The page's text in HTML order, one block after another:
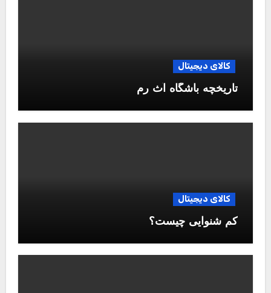
کالای دیجیتال
تاریخچه باشگاه آث رم
کالای دیجیتال
کم شنوایی چیست؟